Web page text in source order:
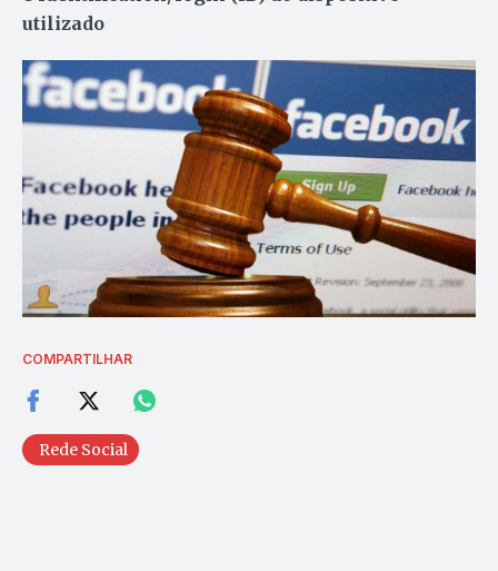
utilizado
COMPARTILHAR
Rede Social